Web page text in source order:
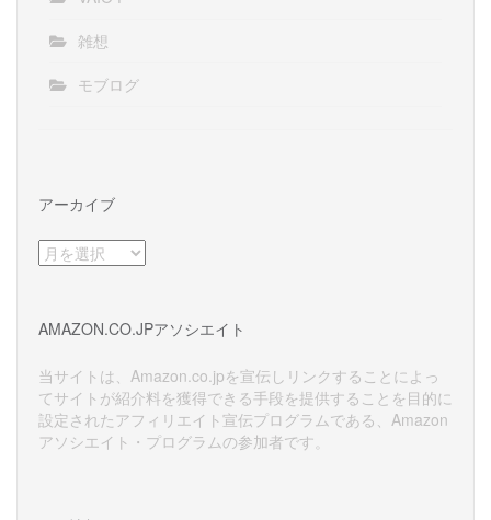
雑想
モブログ
アーカイブ
ア
ー
ブ
AMAZON.CO.JPアソシエイト
当サイトは、Amazon.co.jpを宣伝しリンクすることによっ
てサイトが紹介料を獲得できる手段を提供することを目的に
設定されたアフィリエイト宣伝プログラムである、Amazon
アソシエイト・プログラムの参加者です。